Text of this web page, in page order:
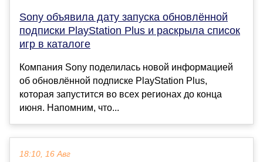
Sony объявила дату запуска обновлённой
подписки PlayStation Plus и раскрыла список
игр в каталоге
Компания Sony поделилась новой информацией
об обновлённой подписке PlayStation Plus,
которая запустится во всех регионах до конца
июня. Напомним, что...
18:10, 16 Авг